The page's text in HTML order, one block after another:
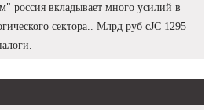
россия вкладывает много усилий в
сектора.. Млрд руб cJC 1295